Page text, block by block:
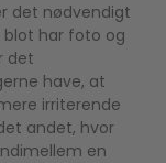
det nødvendigt
har foto og
det
have, at
irriterende
andet, hvor
en